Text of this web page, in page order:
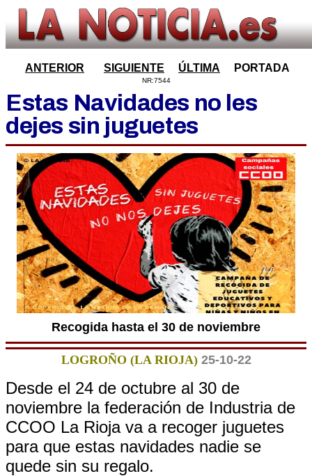
ANTERIOR SIGUIENTE ÚLTIMA PORTADA
NR:7544
Estas Navidades no les
dejes sin juguetes
Recogida hasta el 30 de noviembre
LOGROÑO (LA RIOJA) 25-10-22
Desde el 24 de octubre al 30 de
noviembre la federación de Industria de
CCOO La Rioja va a recoger juguetes
para que estas navidades nadie se
quede sin su regalo.